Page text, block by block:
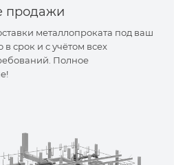
продажи
металлопроката под ваш
срок и с учётом всех
Полное